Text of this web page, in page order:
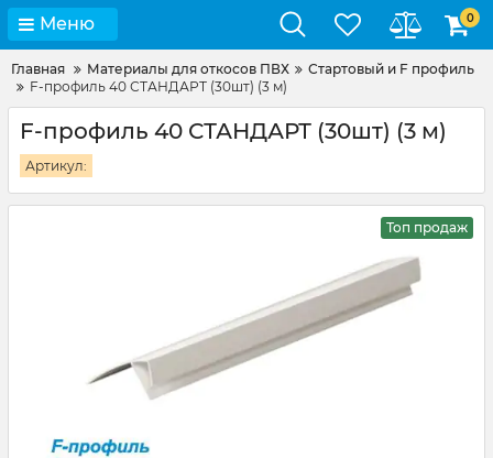
Меню 0
Главная Материалы для откосов ПВХ
Стартовый и F профиль
F-профиль 40 СТАНДАРТ (30шт) (3 м)
F-профиль 40 СТАНДАРТ (30шт) (3 м)
Артикул:
Топ продаж